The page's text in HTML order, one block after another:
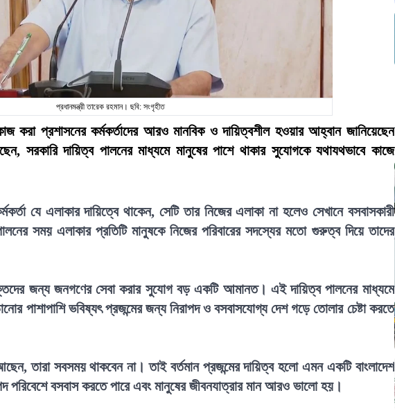
প্রধানমন্ত্রী তারেক রহমান। ছবি: সংগৃহীত
করা প্রশাসনের কর্মকর্তাদের আরও মানবিক ও দায়িত্বশীল হওয়ার আহ্বান জানিয়েছেন
সরকারি দায়িত্ব পালনের মাধ্যমে মানুষের পাশে থাকার সুযোগকে যথাযথভাবে কাজে
যে এলাকার দায়িত্বে থাকেন, সেটি তার নিজের এলাকা না হলেও সেখানে বসবাসকারী
সময় এলাকার প্রতিটি মানুষকে নিজের পরিবারের সদস্যের মতো গুরুত্ব দিয়ে তাদের
জন্য জনগণের সেবা করার সুযোগ বড় একটি আমানত। এই দায়িত্ব পালনের মাধ্যমে
পাশাপাশি ভবিষ্যৎ প্রজন্মের জন্য নিরাপদ ও বসবাসযোগ্য দেশ গড়ে তোলার চেষ্টা করতে
তারা সবসময় থাকবেন না। তাই বর্তমান প্রজন্মের দায়িত্ব হলো এমন একটি বাংলাদেশ
পরিবেশে বসবাস করতে পারে এবং মানুষের জীবনযাত্রার মান আরও ভালো হয়।